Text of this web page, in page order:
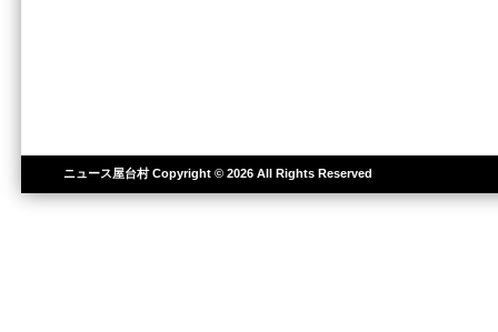
ニュース屋台村Copyright © 2026 All Rights Reserved